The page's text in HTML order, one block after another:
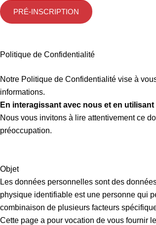
PRÉ-INSCRIPTION
Politique de Confidentialité
Notre Politique de Confidentialité vise à
informations.
En interagissant avec nous et en
Nous vous invitons à lire attentivement ce
préoccupation.
Objet
Les données personnelles sont des
physique identifiable est une personne qui
combinaison de plusieurs facteurs
Cette page a pour vocation de vous fournir